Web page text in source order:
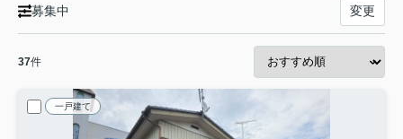
募集中 変更
37件
一戸建て